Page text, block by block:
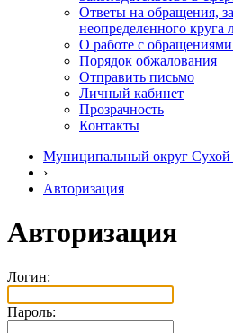
Ответы на обращения,
неопределенного круга
О работе с
Порядок обжалования
Отправить письмо
Личный кабинет
Прозрачность
Контакты
Муниципальный округ Сухой
›
Авторизация
Авторизация
Логин:
Пароль: